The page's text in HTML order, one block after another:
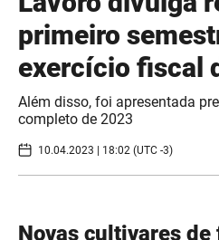
primeiro
exercício fiscal
Além disso, foi apresentada
completo de 2023
10.04.2023 | 18:02 (UTC -3)
Novas cultivares